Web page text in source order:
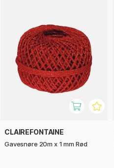
CLAIREFONTAINE
Gavesnøre 20m x 1 mm Rød